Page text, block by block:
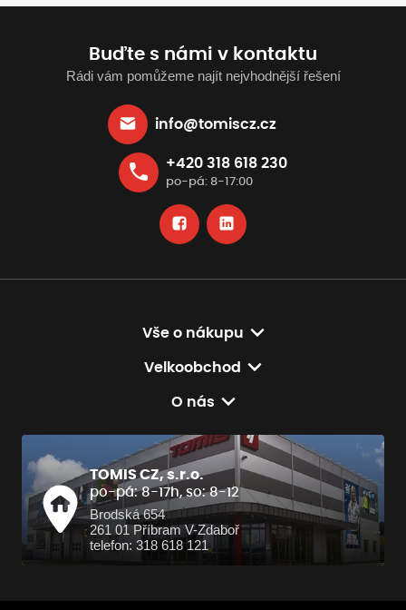
Buďte s námi v kontaktu
Rádi vám pomůžeme najít nejvhodnější řešení
info@tomiscz.cz
+420 318 618 230
po-pá: 8-17:00
Vše o nákupu
Velkoobchod
O nás
TOMIS CZ, s.r.o.
po-pá: 8-17h, so: 8-12
Brodská 654
261 01 Příbram V-Zdaboř
telefon: 318 618 121